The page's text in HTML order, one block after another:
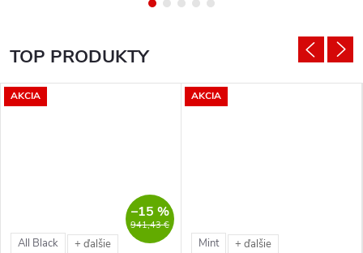
TOP PRODUKTY
AKCIA
941,43 €
–15 %
All Black + ďalšie
AKCIA
Mint + ďalšie